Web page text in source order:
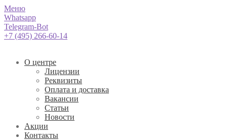
Меню
Whatsapp
Telegram-Bot
+7 (495) 266-60-14
О центре
Лицензии
Реквизиты
Оплата и доставка
Вакансии
Статьи
Новости
Акции
Контакты